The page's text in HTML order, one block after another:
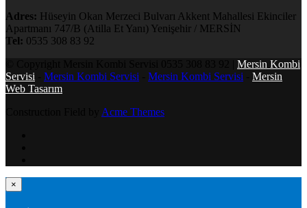
Adres: Hüseyin Okan Merzeci Bulvarı Akkent Mahallesi Ekinciler
Apartmanı 747/B (Atilla Et Yanı) Yenişehir / MERSİN
Tel: 0535 308 83 92
Mersin Kombi
Servisi
Mersin Kombi Servisi Mersin Kombi Servisi
Mersin
Web Tasarım
Acme Themes
×